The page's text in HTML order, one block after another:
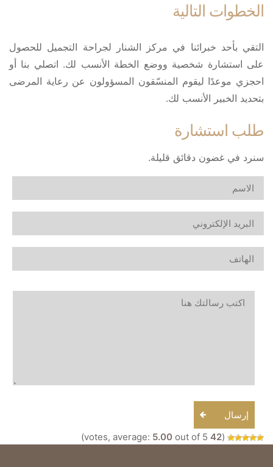
الخطوات التالية
التقي بأحد خبرائنا في مركز الشنار لجراحة التجميل للحصول
على استشارة شخصية ووضع الخطة الأنسب لك. اتصلي بنا أو
احجزي موعدًا ليقوم المنسّقون المسؤولون عن رعاية المرضى
بتحديد الخبير الأنسب لك.
طلب استشارة
سنرد في غضون دقائق قليلة.
إرسال
(
42
5.00 out of 5)